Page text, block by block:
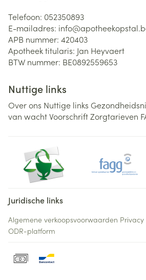
Telefoon: 052350893
E-mailadres: info@
APB nummer: 420403
Apotheek titularis: Jan Heyvaert
BTW nummer: BE0892559653
Nuttige links
Over ons Nuttige links
van wachtVoorschriftZorgtarieven
Juridische links
Algemene verkoopsvoorwaarden
ODR-platform